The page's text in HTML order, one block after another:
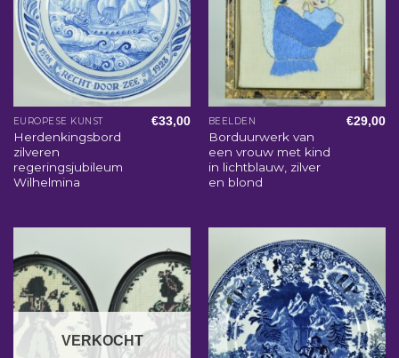
EUROPESE KUNST
Herdenkingsbord
zilveren
regeringsjubileum
Wilhelmina
€33,00 BEELDEN
Borduurwerk van
een vrouw met kind
in lichtblauw, zilver
en blond
€29,00
VERKOCHT